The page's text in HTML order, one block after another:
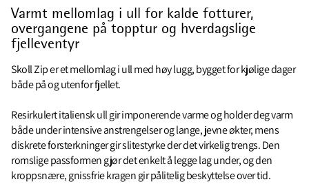
Varmt mellomlag i ull for kalde fotturer,
overgangene på topptur og hverdagslige
fjelleventyr
Skoll Zip er et mellomlag i ull med høy lugg, bygget for kjølige dager
både på og utenfor fjellet.
Resirkulert italiensk ull gir imponerende varme og holder deg varm
både under intensive anstrengelser og lange, jevne økter, mens
diskrete forsterkninger gir slitestyrke der det virkelig trengs. Den
romslige passformen gjør det enkelt å legge lag under, og den
kroppsnære, gnissfrie kragen gir pålitelig beskyttelse over tid.